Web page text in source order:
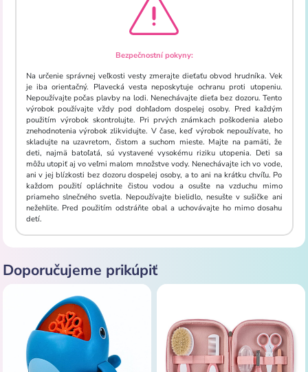
Bezpečnostní pokyny:
Na určenie správnej veľkosti vesty zmerajte dieťaťu obvod hrudníka. Vek
je iba orientačný. Plavecká vesta neposkytuje ochranu proti utopeniu.
Nepoužívajte počas plavby na lodi. Nenechávajte dieťa bez dozoru. Tento
výrobok používajte vždy pod dohľadom dospelej osoby. Pred každým
použitím výrobok skontrolujte. Pri prvých známkach poškodenia alebo
znehodnotenia výrobok zlikvidujte. V čase, keď výrobok nepoužívate, ho
skladujte na uzavretom, čistom a suchom mieste. Majte na pamäti, že
deti, najmä batoľatá, sú vystavené vysokému riziku utopenia. Deti sa
môžu utopiť aj vo veľmi malom množstve vody. Nenechávajte ich vo vode,
ani v jej blízkosti bez dozoru dospelej osoby, a to ani na krátku chvíľu. Po
každom použití opláchnite čistou vodou a osušte na vzduchu mimo
priameho slnečného svetla. Nepoužívajte bielidlo, nesušte v sušičke ani
nežehlite. Pred použitím odstráňte obal a uchovávajte ho mimo dosahu
detí.
Doporučujeme prikúpiť